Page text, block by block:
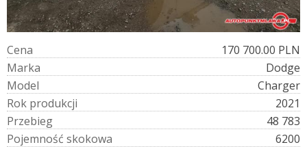
Cena
170 700.00 PLN
Marka
Dodge
Model
Charger
Rok produkcji
2021
Przebieg
48 783
Pojemność skokowa
6200